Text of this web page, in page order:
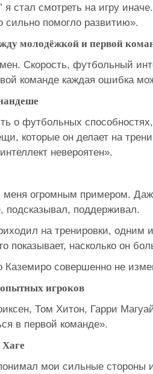
я стал смотреть на игру
сильно помогло развитию».
молодёжкой и первой
Скорость, футбольный
команде каждая ошибка
о футбольных
которые он делает на
невероятен».
огромным примером.
подсказывал, поддерживал.
на тренировки, одним
показывает, насколько он
Каземиро совершенно не
игроков
Том Хитон, Гарри
в первой команде».
мои сильные стороны